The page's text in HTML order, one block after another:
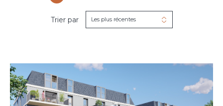
Trier par Les plus récentes